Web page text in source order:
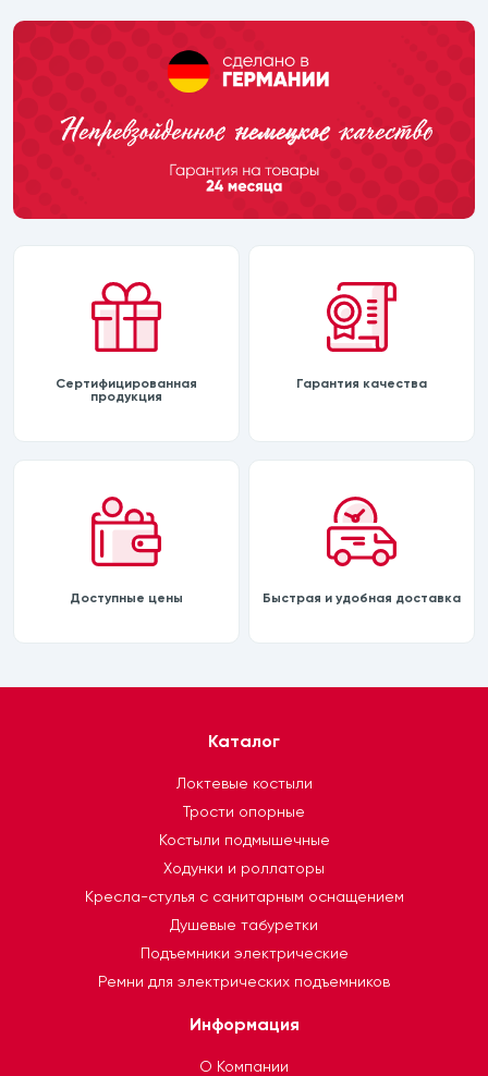
Сертифицированная
продукция
Гарантия качества
Доступные цены Быстрая и удобная доставка
Каталог
Локтевые костыли
Трости опорные
Костыли подмышечные
Ходунки и роллаторы
Кресла-стулья с санитарным оснащением
Душевые табуретки
Подъемники электрические
Ремни для электрических подъемников
Информация
О Компании